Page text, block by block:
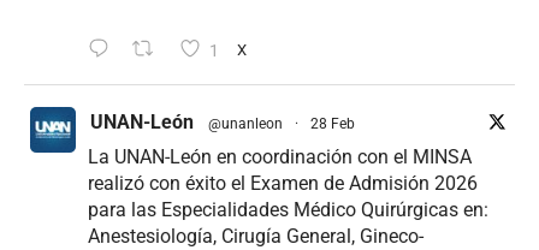
1 X
UNAN-León @unanleon · 28 Feb
La UNAN-León en coordinación con el MINSA
realizó con éxito el Examen de Admisión 2026
para las Especialidades Médico Quirúrgicas en:
Anestesiología, Cirugía General, Gineco-